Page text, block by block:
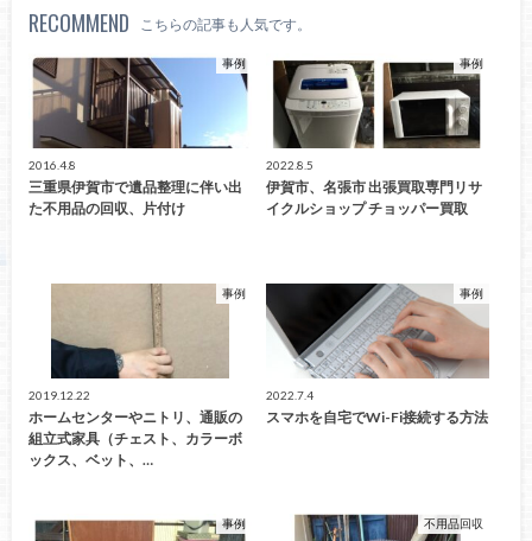
RECOMMEND こちらの記事も人気です。
事例
2016.4.8
三重県伊賀市で遺品整理に伴い出
た不用品の回収、片付け
事例
2022.8.5
伊賀市、名張市 出張買取専門リサ
イクルショップ チョッパー買取
事例
2019.12.22
ホームセンターやニトリ、通販の
組立式家具（チェスト、カラーボ
ックス、ベット、…
事例
2022.7.4
スマホを自宅でWi-Fi接続する方法
事例 不用品回収